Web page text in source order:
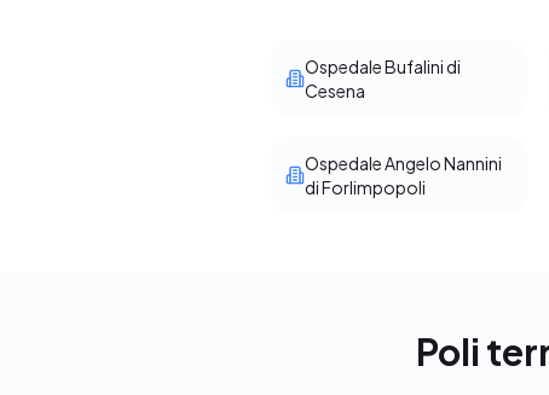
Ospedale Bufalini di
Cesena
Ospedale Angelo Nannini
di Forlimpopoli
Poli